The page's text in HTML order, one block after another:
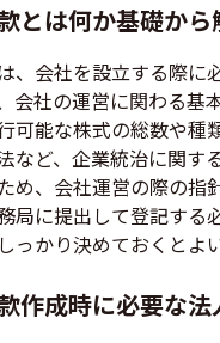
とは何か基礎から
、会社を設立する際に
会社の運営に関わる基
可能な株式の総数や種
など、企業統治に関す
め、会社運営の際の指
局に提出して登記する
っかり決めておくとよ
作成時に必要な法